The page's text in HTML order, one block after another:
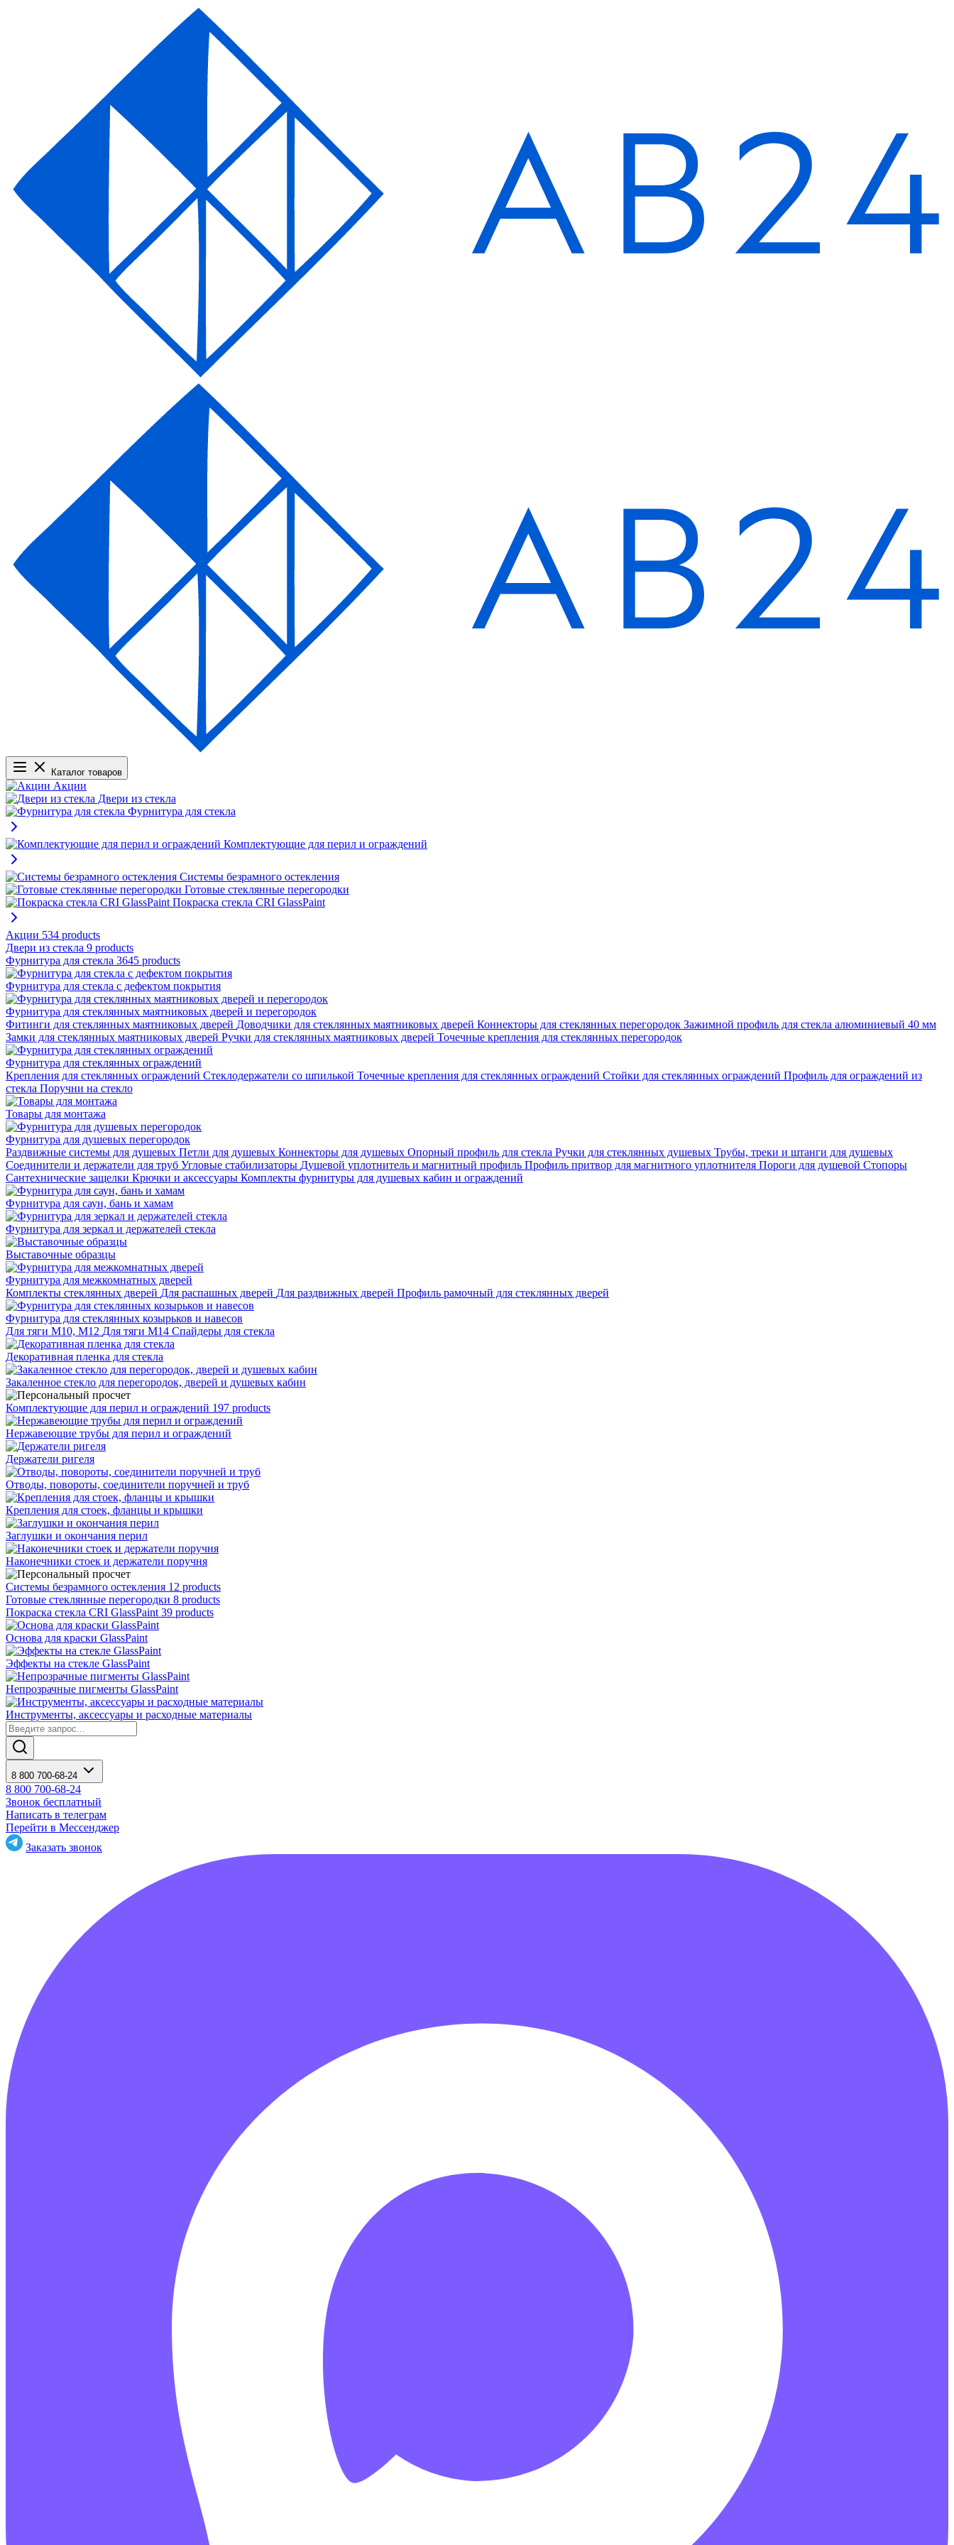
Каталог товаров
Акции
Двери из стекла
Фурнитура для стекла
Комплектующие для перил и ограждений
Системы безрамного остекления
Готовые стеклянные перегородки
Покраска стекла CRI GlassPaint
Акции 534 products
Двери из стекла 9 products
Фурнитура для стекла 3645 products
Фурнитура для стекла с дефектом покрытия
Фурнитура для стеклянных маятниковых дверей и перегородок
Фитинги для стеклянных маятниковых дверей Доводчики для стеклянных маятниковых дверей Коннекторы для стеклянных перегородок Зажимной профиль для стекла алюминиевый 40 мм
Замки для стеклянных маятниковых дверей Ручки для стеклянных маятниковых дверей Точечные крепления для стеклянных перегородок
Фурнитура для стеклянных ограждений
Крепления для стеклянных ограждений Стеклодержатели со шпилькой Точечные крепления для стеклянных ограждений Стойки для стеклянных ограждений Профиль для ограждений из
стекла Поручни на стекло
Товары для монтажа
Фурнитура для душевых перегородок
Раздвижные системы для душевых Петли для душевых Коннекторы для душевых Опорный профиль для стекла Ручки для стеклянных душевых Трубы, треки и штанги для душевых
Соединители и держатели для труб Угловые стабилизаторы Душевой уплотнитель и магнитный профиль Профиль притвор для магнитного уплотнителя Пороги для душевой Стопоры
Сантехнические защелки Крючки и аксессуары Комплекты фурнитуры для душевых кабин и ограждений
Фурнитура для саун, бань и хамам
Фурнитура для зеркал и держателей стекла
Выставочные образцы
Фурнитура для межкомнатных дверей
Комплекты стеклянных дверей Для распашных дверей Для раздвижных дверей Профиль рамочный для стеклянных дверей
Фурнитура для стеклянных козырьков и навесов
Для тяги М10, М12 Для тяги М14 Спайдеры для стекла
Декоративная пленка для стекла
Закаленное стекло для перегородок, дверей и душевых кабин
Комплектующие для перил и ограждений 197 products
Нержавеющие трубы для перил и ограждений
Держатели ригеля
Отводы, повороты, соединители поручней и труб
Крепления для стоек, фланцы и крышки
Заглушки и окончания перил
Наконечники стоек и держатели поручня
Системы безрамного остекления 12 products
Готовые стеклянные перегородки 8 products
Покраска стекла CRI GlassPaint 39 products
Основа для краски GlassPaint
Эффекты на стекле GlassPaint
Непрозрачные пигменты GlassPaint
Инструменты, аксессуары и расходные материалы
8 800 700-68-24
8 800 700-68-24
Звонок бесплатный
Написать в телеграм
Перейти в Мессенджер
Заказать звонок